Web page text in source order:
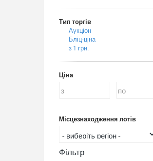
Тип торгів
Аукціон
Бліц-ціна
з 1 грн.
Ціна
Місцезнаходження лотів
Фільтр